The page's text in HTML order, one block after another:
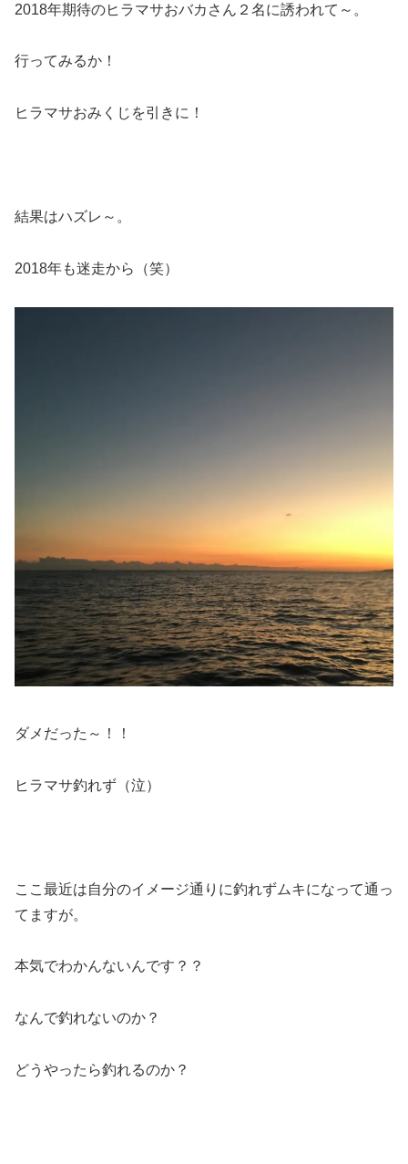
2018年期待のヒラマサおバカさん２名に誘われて～。
行ってみるか！
ヒラマサおみくじを引きに！
結果はハズレ～。
2018年も迷走から（笑）
ダメだった～！！
ヒラマサ釣れず（泣）
ここ最近は自分のイメージ通りに釣れずムキになって通っ
てますが。
本気でわかんないんです？？
なんで釣れないのか？
どうやったら釣れるのか？